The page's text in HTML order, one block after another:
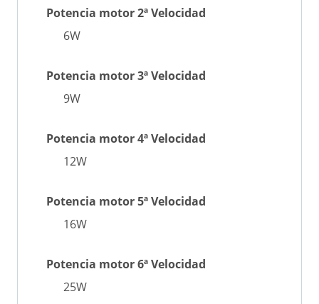
Potencia motor 2ª Velocidad
6W
Potencia motor 3ª Velocidad
9W
Potencia motor 4ª Velocidad
12W
Potencia motor 5ª Velocidad
16W
Potencia motor 6ª Velocidad
25W